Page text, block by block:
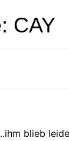
CAY
blieb